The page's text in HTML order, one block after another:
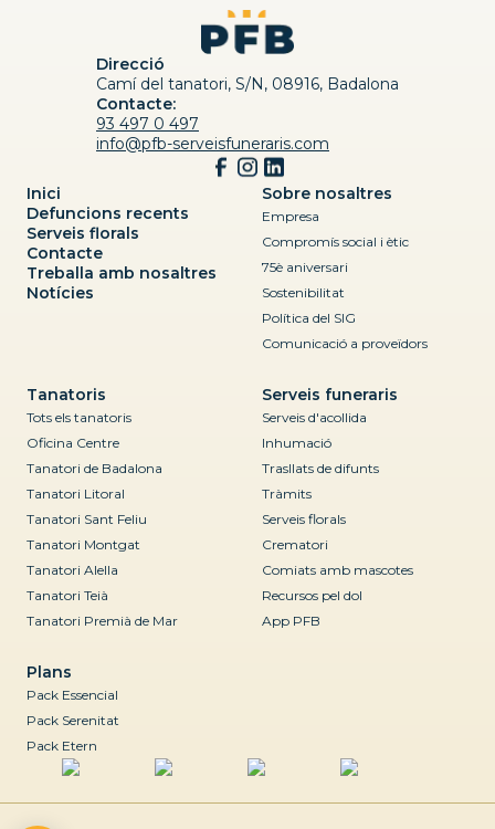
Direcció
Camí del tanatori, S/N, 08916, Badalona
Contacte:
93 497 0 497
info@pfb-serveisfuneraris.com
Inici
Defuncions recents
Serveis florals
Contacte
Treballa amb nosaltres
Notícies
Sobre nosaltres
Empresa
Compromís social i ètic
75è aniversari
Sostenibilitat
Política del SIG
Comunicació a proveïdors
Tanatoris
Tots els tanatoris
Oficina Centre
Tanatori de Badalona
Tanatori Litoral
Tanatori Sant Feliu
Tanatori Montgat
Tanatori Alella
Tanatori Teià
Tanatori Premià de Mar
Serveis funeraris
Serveis d'acollida
Inhumació
Trasllats de difunts
Tràmits
Serveis florals
Crematori
Comiats amb mascotes
Recursos pel dol
App PFB
Plans
Pack Essencial
Pack Serenitat
Pack Etern